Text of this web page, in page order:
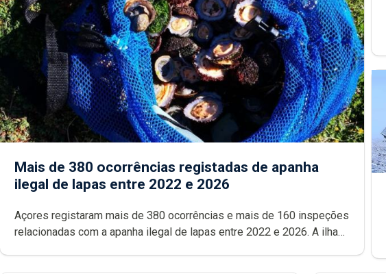
Mais de 380 ocorrências registadas de apanha
ilegal de lapas entre 2022 e 2026
Açores registaram mais de 380 ocorrências e mais de 160 inspeções
relacionadas com a apanha ilegal de lapas entre 2022 e 2026. A ilha